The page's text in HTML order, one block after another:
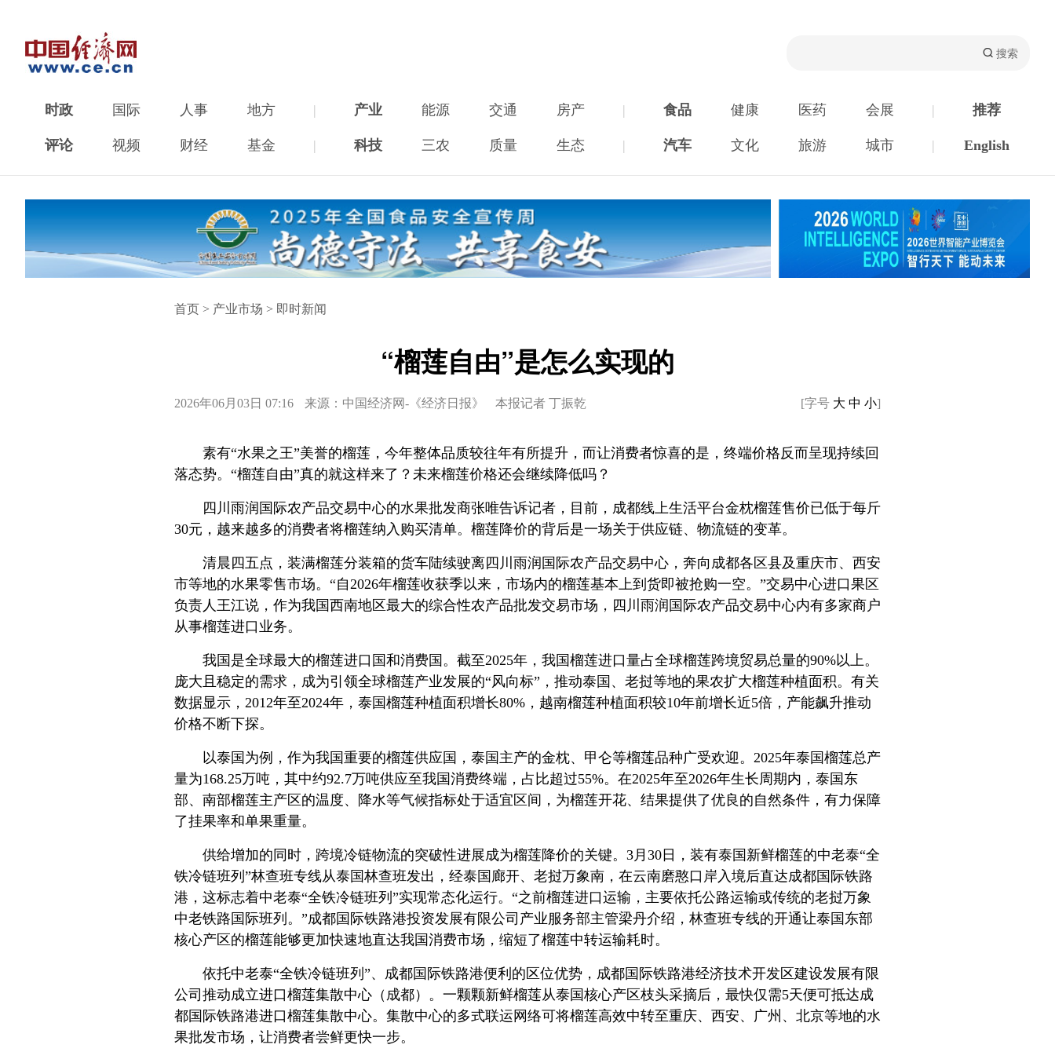
时政 国际 人事 地方 | 产业 能源 交通 房产 | 食品 健康 医药 会展 | 推荐
评论 视频 财经 基金 | 科技 三农 质量 生态 | 汽车 文化 旅游 城市 | English
首页 > 产业市场 > 即时新闻
“榴莲自由”是怎么实现的
2026年06月03日 07:16 来源：中国经济网-《经济日报》 本报记者 丁振乾 [字号 大 中 小]
素有“水果之王”美誉的榴莲，今年整体品质较往年有所提升，而让消费者惊喜的是，终端价格反而呈现持续回
落态势。“榴莲自由”真的就这样来了？未来榴莲价格还会继续降低吗？
四川雨润国际农产品交易中心的水果批发商张唯告诉记者，目前，成都线上生活平台金枕榴莲售价已低于每斤
30元，越来越多的消费者将榴莲纳入购买清单。榴莲降价的背后是一场关于供应链、物流链的变革。
清晨四五点，装满榴莲分装箱的货车陆续驶离四川雨润国际农产品交易中心，奔向成都各区县及重庆市、西安
市等地的水果零售市场。“自2026年榴莲收获季以来，市场内的榴莲基本上到货即被抢购一空。”交易中心进口果区
负责人王江说，作为我国西南地区最大的综合性农产品批发交易市场，四川雨润国际农产品交易中心内有多家商户
从事榴莲进口业务。
我国是全球最大的榴莲进口国和消费国。截至2025年，我国榴莲进口量占全球榴莲跨境贸易总量的90%以上。
庞大且稳定的需求，成为引领全球榴莲产业发展的“风向标”，推动泰国、老挝等地的果农扩大榴莲种植面积。有关
数据显示，2012年至2024年，泰国榴莲种植面积增长80%，越南榴莲种植面积较10年前增长近5倍，产能飙升推动
价格不断下探。
以泰国为例，作为我国重要的榴莲供应国，泰国主产的金枕、甲仑等榴莲品种广受欢迎。2025年泰国榴莲总产
量为168.25万吨，其中约92.7万吨供应至我国消费终端，占比超过55%。在2025年至2026年生长周期内，泰国东
部、南部榴莲主产区的温度、降水等气候指标处于适宜区间，为榴莲开花、结果提供了优良的自然条件，有力保障
了挂果率和单果重量。
供给增加的同时，跨境冷链物流的突破性进展成为榴莲降价的关键。3月30日，装有泰国新鲜榴莲的中老泰“全
铁冷链班列”林查班专线从泰国林查班发出，经泰国廊开、老挝万象南，在云南磨憨口岸入境后直达成都国际铁路
港，这标志着中老泰“全铁冷链班列”实现常态化运行。“之前榴莲进口运输，主要依托公路运输或传统的老挝万象
中老铁路国际班列。”成都国际铁路港投资发展有限公司产业服务部主管梁丹介绍，林查班专线的开通让泰国东部
核心产区的榴莲能够更加快速地直达我国消费市场，缩短了榴莲中转运输耗时。
依托中老泰“全铁冷链班列”、成都国际铁路港便利的区位优势，成都国际铁路港经济技术开发区建设发展有限
公司推动成立进口榴莲集散中心（成都）。一颗颗新鲜榴莲从泰国核心产区枝头采摘后，最快仅需5天便可抵达成
都国际铁路港进口榴莲集散中心。集散中心的多式联运网络可将榴莲高效中转至重庆、西安、广州、北京等地的水
果批发市场，让消费者尝鲜更快一步。